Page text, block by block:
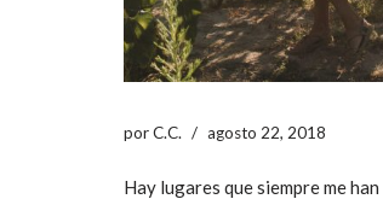
porC.C. agosto 22, 2018
Hay lugares que siempre me